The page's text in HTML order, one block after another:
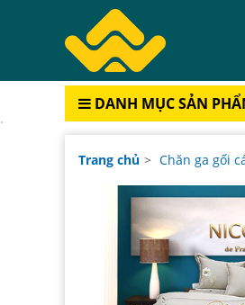
DANH MỤC SẢN
Trang chủ > Chăn ga gối